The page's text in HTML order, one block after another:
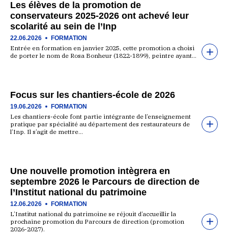
Les élèves de la promotion de
conservateurs 2025-2026 ont achevé leur
scolarité au sein de l’Inp
22.06.2026 FORMATION
Entrée en formation en janvier 2025, cette promotion a choisi
de porter le nom de Rosa Bonheur (1822-1899), peintre ayant…
Focus sur les chantiers-école de 2026
19.06.2026 FORMATION
Les chantiers-école font partie intégrante de l’enseignement
pratique par spécialité au département des restaurateurs de
l’Inp. Il s’agit de mettre…
Une nouvelle promotion intègrera en
septembre 2026 le Parcours de direction de
l’Institut national du patrimoine
12.06.2026 FORMATION
L’Institut national du patrimoine se réjouit d’accueillir la
prochaine promotion du Parcours de direction (promotion
2026-2027).